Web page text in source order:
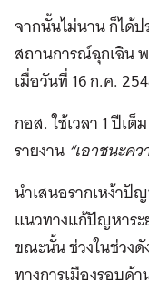
จากนั้นไม่นาน ก็ได้ป
สถานการณ์ฉุกเฉิน
เมื่อวันที่ 16 ก.ค.
กอส. ใช้เวลา 1 ปีเ
รายงาน “เอาชนะค
นำเสนอรากเหง้าปั
แนวทางแก้ปัญหาร
ขณะนั้น ช่วงในช่วง
ทางการเมืองรอบด้